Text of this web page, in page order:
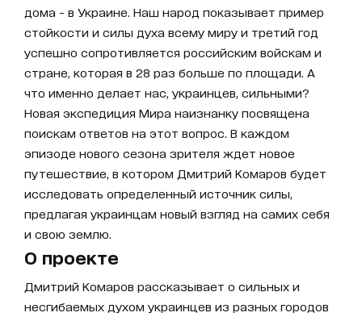
дома - в Украине. Наш народ показывает пример
стойкости и силы духа всему миру и третий год
успешно сопротивляется российским войскам и
стране, которая в 28 раз больше по площади. А
что именно делает нас, украинцев, сильными?
Новая экспедиция Мира наизнанку посвящена
поискам ответов на этот вопрос. В каждом
эпизоде нового сезона зрителя ждет новое
путешествие, в котором Дмитрий Комаров будет
исследовать определенный источник силы,
предлагая украинцам новый взгляд на самих себя
и свою землю.
О проекте
Дмитрий Комаров рассказывает о сильных и
несгибаемых духом украинцев из разных городов